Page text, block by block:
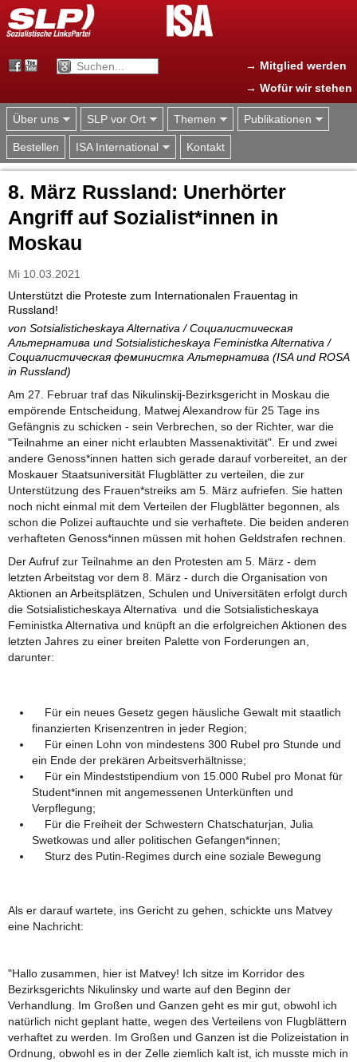
Jump to navigation
→ Mitglied werden
→ Wofür wir stehen
Über uns SLP vor Ort Themen Publikationen
Bestellen ISA International Kontakt
8. März Russland: Unerhörter
Angriff auf Sozialist*innen in
Moskau
Mi 10.03.2021
Unterstützt die Proteste zum Internationalen Frauentag in
Russland!
von Sotsialisticheskaya Alternativa / Социалистическая
Альтернатива und Sotsialisticheskaya Feministka Alternativa /
Социалистическая феминистка Альтернатива (ISA und ROSA
in Russland)
Am 27. Februar traf das Nikulinskij-Bezirksgericht in Moskau die
empörende Entscheidung, Matwej Alexandrow für 25 Tage ins
Gefängnis zu schicken - sein Verbrechen, so der Richter, war die
"Teilnahme an einer nicht erlaubten Massenaktivität". Er und zwei
andere Genoss*innen hatten sich gerade darauf vorbereitet, an der
Moskauer Staatsuniversität Flugblätter zu verteilen, die zur
Unterstützung des Frauen*streiks am 5. März aufriefen. Sie hatten
noch nicht einmal mit dem Verteilen der Flugblätter begonnen, als
schon die Polizei auftauchte und sie verhaftete. Die beiden anderen
verhafteten Genoss*innen müssen mit hohen Geldstrafen rechnen.
Der Aufruf zur Teilnahme an den Protesten am 5. März - dem
letzten Arbeitstag vor dem 8. März - durch die Organisation von
Aktionen an Arbeitsplätzen, Schulen und Universitäten erfolgt durch
die Sotsialisticheskaya Alternativa und die Sotsialisticheskaya
Feministka Alternativa und knüpft an die erfolgreichen Aktionen des
letzten Jahres zu einer breiten Palette von Forderungen an,
darunter:
Für ein neues Gesetz gegen häusliche Gewalt mit staatlich
finanzierten Krisenzentren in jeder Region;
Für einen Lohn von mindestens 300 Rubel pro Stunde und
ein Ende der prekären Arbeitsverhältnisse;
Für ein Mindeststipendium von 15.000 Rubel pro Monat für
Student*innen mit angemessenen Unterkünften und
Verpflegung;
Für die Freiheit der Schwestern Chatschaturjan, Julia
Swetkowas und aller politischen Gefangen*innen;
Sturz des Putin-Regimes durch eine soziale Bewegung
Als er darauf wartete, ins Gericht zu gehen, schickte uns Matvey
eine Nachricht:
"Hallo zusammen, hier ist Matvey! Ich sitze im Korridor des
Bezirksgerichts Nikulinsky und warte auf den Beginn der
Verhandlung. Im Großen und Ganzen geht es mir gut, obwohl ich
natürlich nicht geplant hatte, wegen des Verteilens von Flugblättern
verhaftet zu werden. Im Großen und Ganzen ist die Polizeistation in
Ordnung, obwohl es in der Zelle ziemlich kalt ist, ich musste mich in